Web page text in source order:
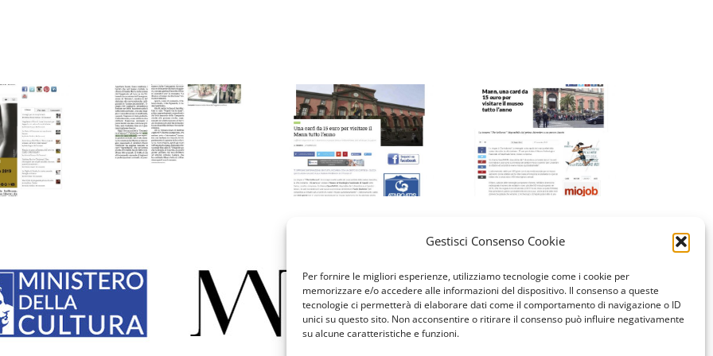
Gestisci Consenso Cookie
Per fornire le migliori esperienze, utilizziamo tecnologie come i cookie per
memorizzare e/o accedere alle informazioni del dispositivo. Il consenso a queste
tecnologie ci permetterà di elaborare dati come il comportamento di navigazione o ID
unici su questo sito. Non acconsentire o ritirare il consenso può influire negativamente
su alcune caratteristiche e funzioni.
12/2018
Stylo24
27/11/2018
Repubblica
web
27/11/2018
Repubblica
web
27/12/2018